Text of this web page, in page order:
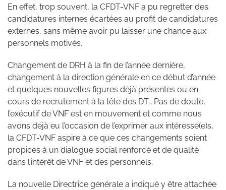
En effet, trop souvent, la CFDT-VNF a pu regretter des
candidatures internes écartées au profit de candidatures
externes, sans même avoir pu laisser une chance aux
personnels motivés.
Changement de DRH à la fin de l’année dernière,
changement à la direction générale en ce début d’année
et quelques nouvelles figures déjà présentes ou en
cours de recrutement à la tête des DT… Pas de doute,
l’exécutif de VNF est en mouvement et comme nous
avons déjà eu l’occasion de l’exprimer aux intéressé(e)s,
la CFDT-VNF aspire à ce que ces changements soient
propices à un dialogue social renforcé et de qualité
dans l’intérêt de VNF et des personnels.
La nouvelle Directrice générale a indiqué y être attachée